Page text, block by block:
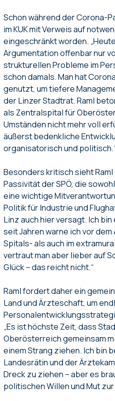
Schon während der Corona-
im KUK mit Verweis auf
eingeschränkt worden.
Argumentation offenbar nur
strukturellen Probleme im
schon damals. Man hat
genutzt, um tiefere
der Linzer Stadtrat. Raml
als Zentralspital für
Umständen nicht mehr voll
äußerst bedenkliche
organisatorisch und
Besonders kritisch sieht
Passivität der SPÖ, die
eine wichtige
Politik für Industrie und
Linz auch hier versagt. Ich
seit Jahren warne ich vor
Spitals- als auch im
vertraut man aber lieber auf
Glück – das reicht nicht.“
Raml fordert daher ein
Land und Ärzteschaft, um
„Es ist höchste Zeit, dass
Oberösterreich gemeinsam
einem Strang ziehen. Ich bin
Landesrätin und der
Dreck zu ziehen – aber es
politischen Willen und Mut